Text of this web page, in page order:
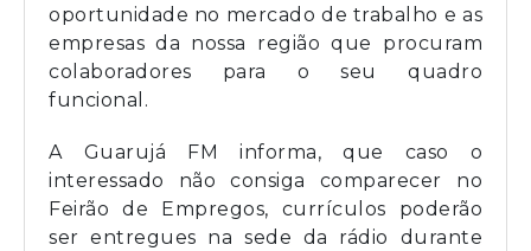
oportunidade no mercado de trabalho e as
empresas da nossa região que procuram
colaboradores para o seu quadro
funcional.
A Guarujá FM informa, que caso o
interessado não consiga comparecer no
Feirão de Empregos, currículos poderão
ser entregues na sede da rádio durante